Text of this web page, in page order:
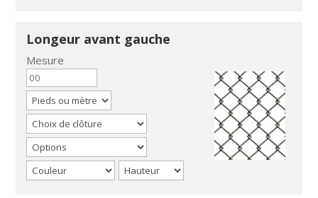
Longeur avant gauche
Mesure